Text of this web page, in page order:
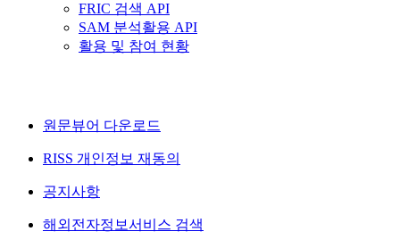
FRIC 검색 API
SAM 분석활용 API
활용 및 참여 현황
원문뷰어 다운로드
RISS 개인정보 재동의
공지사항
해외전자정보서비스 검색